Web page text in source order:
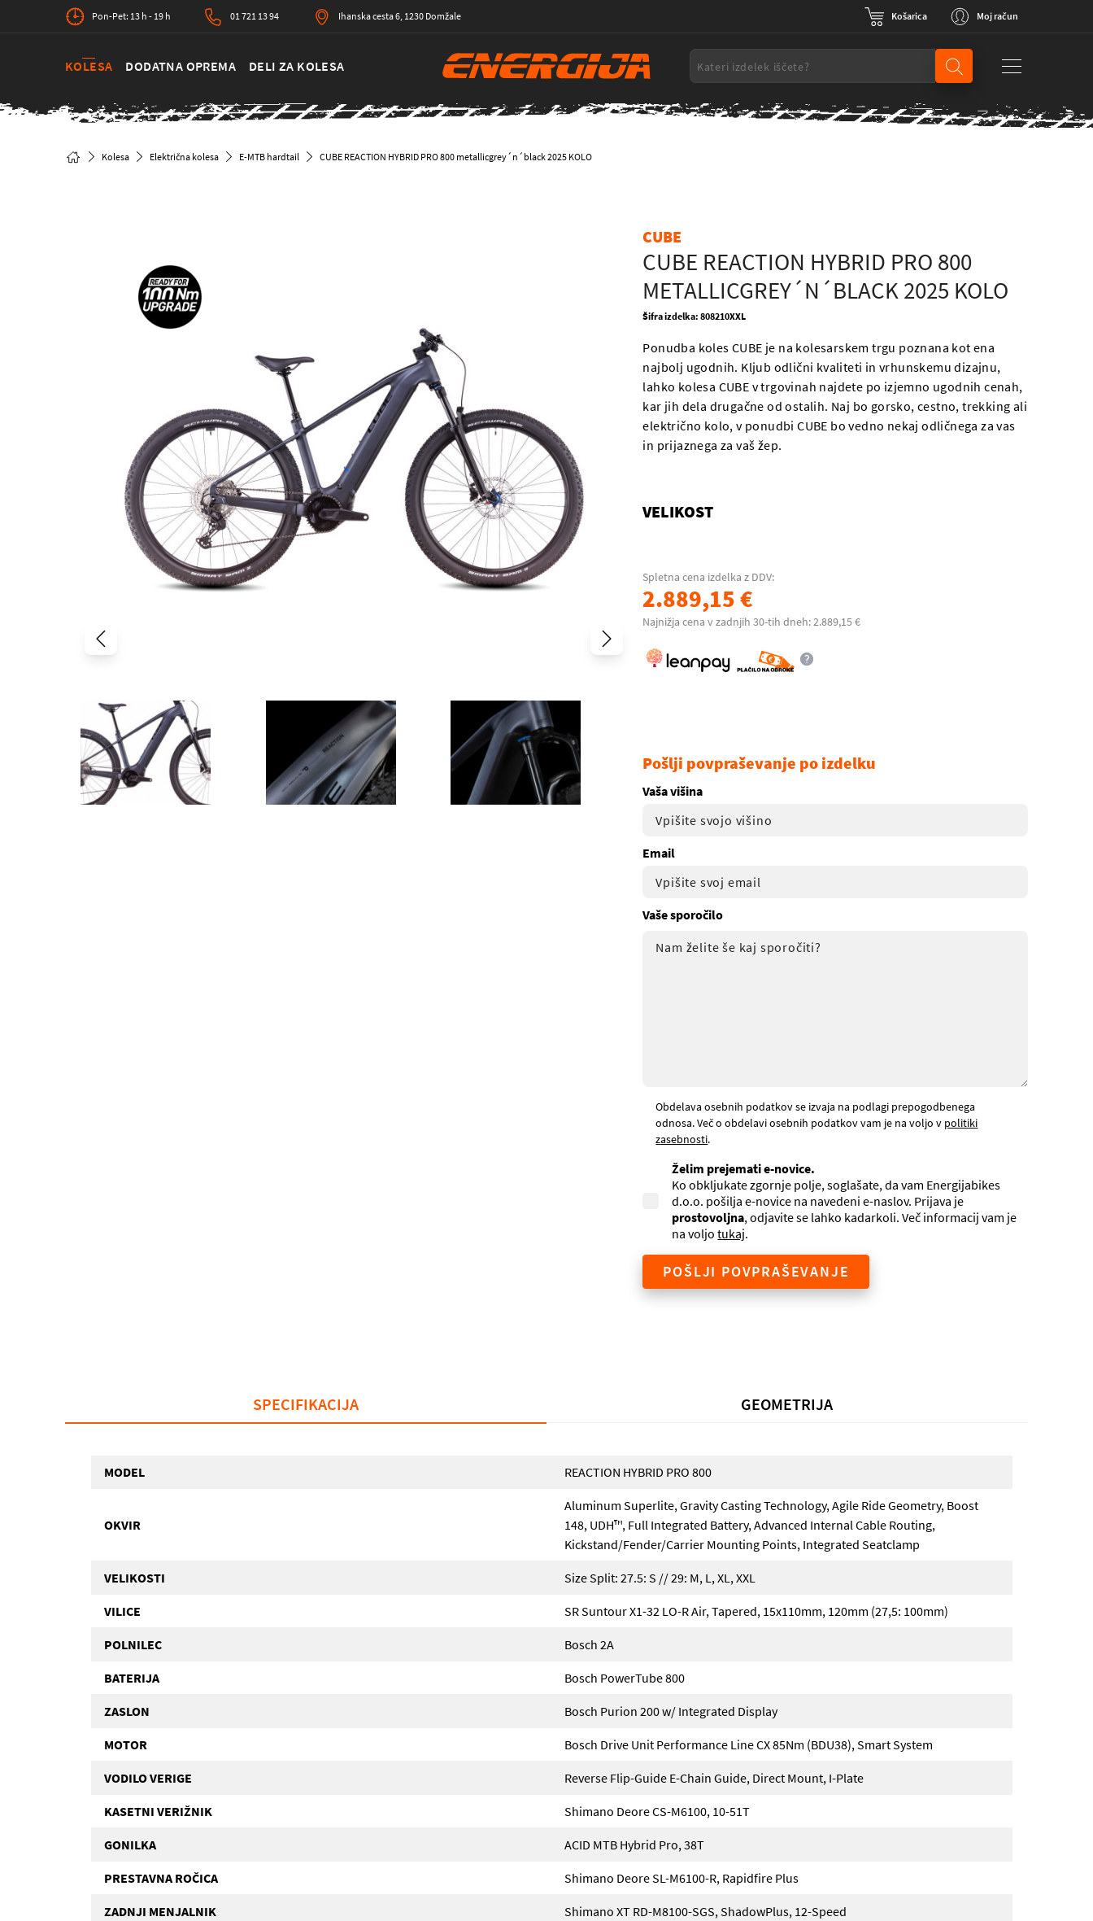
Pon-Pet: 13 h - 19 h 01 721 13 94 Ihanska cesta 6, 1230 Domžale Košarica Moj račun
KOLESA DODATNA OPREMA DELI ZA KOLESA
Kolesa Električna kolesa E-MTB hardtail CUBE REACTION HYBRID PRO 800 metallicgrey´n´black 2025 KOLO
CUBE
CUBE REACTION HYBRID PRO 800
METALLICGREY´N´BLACK 2025 KOLO
Šifra izdelka: 808210XXL
Ponudba koles CUBE je na kolesarskem trgu poznana kot ena
najbolj ugodnih. Kljub odlični kvaliteti in vrhunskemu dizajnu,
lahko kolesa CUBE v trgovinah najdete po izjemno ugodnih cenah,
kar jih dela drugačne od ostalih. Naj bo gorsko, cestno, trekking ali
električno kolo, v ponudbi CUBE bo vedno nekaj odličnega za vas
in prijaznega za vaš žep.
VELIKOST
Spletna cena izdelka z DDV:
2.889,15 €
Najnižja cena v zadnjih 30-tih dneh: 2.889,15 €
Pošlji povpraševanje po izdelku
Vaša višina
Email
Vaše sporočilo
Obdelava osebnih podatkov se izvaja na podlagi prepogodbenega
odnosa. Več o obdelavi osebnih podatkov vam je na voljo v politiki
zasebnosti.
Želim prejemati e-novice.
Ko obkljukate zgornje polje, soglašate, da vam Energijabikes
d.o.o. pošilja e-novice na navedeni e-naslov. Prijava je
prostovoljna, odjavite se lahko kadarkoli. Več informacij vam je
na voljotukaj.
POŠLJI POVPRAŠEVANJE
SPECIFIKACIJA GEOMETRIJA
MODEL REACTION HYBRID PRO 800
OKVIR
Aluminum Superlite, Gravity Casting Technology, Agile Ride Geometry, Boost
148, UDH™, Full Integrated Battery, Advanced Internal Cable Routing,
Kickstand/Fender/Carrier Mounting Points, Integrated Seatclamp
VELIKOSTI Size Split: 27.5: S // 29: M, L, XL, XXL
VILICE SR Suntour X1-32 LO-R Air, Tapered, 15x110mm, 120mm (27,5: 100mm)
POLNILEC Bosch 2A
BATERIJA Bosch PowerTube 800
ZASLON Bosch Purion 200 w/ Integrated Display
MOTOR Bosch Drive Unit Performance Line CX 85Nm (BDU38), Smart System
VODILO VERIGE Reverse Flip-Guide E-Chain Guide, Direct Mount, I-Plate
KASETNI VERIŽNIK Shimano Deore CS-M6100, 10-51T
GONILKA ACID MTB Hybrid Pro, 38T
PRESTAVNA ROČICA Shimano Deore SL-M6100-R, Rapidfire Plus
ZADNJI MENJALNIK Shimano XT RD-M8100-SGS, ShadowPlus, 12-Speed